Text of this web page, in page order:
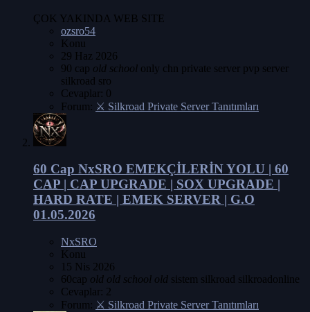
ÇOK YAKINDA WEB SITE
ozsro54
Konu
29 Haz 2026
90 cap old school only chn private server pvp server
silkroad sro
Cevaplar: 0
Forum: ⚔️ Silkroad Private Server Tanıtımları
60 Cap NxSRO EMEKÇİLERİN YOLU | 60
CAP | CAP UPGRADE | SOX UPGRADE |
HARD RATE | EMEK SERVER | G.O
01.05.2026
NxSRO
Konu
15 Nis 2026
60cap old old school old sistem silkroad silkroadonline
Cevaplar: 2
Forum: ⚔️ Silkroad Private Server Tanıtımları